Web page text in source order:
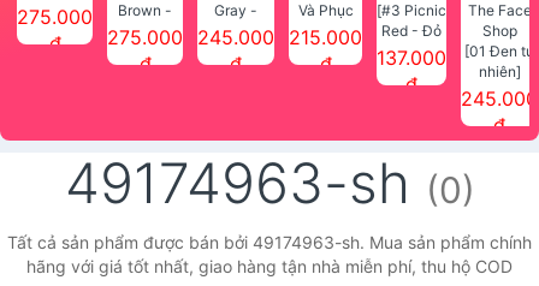
SMART
PEELING
275.000
đ
Brown -
Nâu Sáng]
Phấn che
275.000
đ
Gray -
Khói] Bột
kẻ chân
Face Shop
245.000
đ
Và Phục
Hồi Tóc
Essential
215.000
đ
[#3 Picnic
Red - Đỏ
cam] Son
Face
137.000
đ
[01 Đen tự
nhiên]
Mascara
che phủ
trôi Quick
Waterproof
Mascara
The Face
245.000
đ
49174963-sh (0)
Tất cả sản phẩm được bán bởi 49174963-sh. Mua sản phẩm chính
hãng với giá tốt nhất, giao hàng tận nhà miễn phí, thu hộ COD